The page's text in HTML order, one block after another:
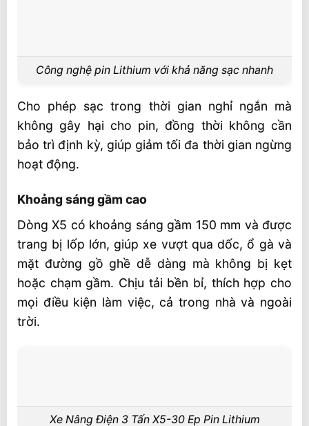
Công nghệ pin Lithium với khả năng sạc nhanh
Cho phép sạc trong thời gian nghỉ ngắn mà
không gây hại cho pin, đồng thời không cần
bảo trì định kỳ, giúp giảm tối đa thời gian ngừng
hoạt động.
Khoảng sáng gầm cao
Dòng X5 có khoảng sáng gầm 150 mm và được
trang bị lốp lớn, giúp xe vượt qua dốc, ổ gà và
mặt đường gồ ghề dễ dàng mà không bị kẹt
hoặc chạm gầm. Chịu tải bền bỉ, thích hợp cho
mọi điều kiện làm việc, cả trong nhà và ngoài
trời.
Xe Nâng Điện 3 Tấn X5-30 Ep Pin Lithium